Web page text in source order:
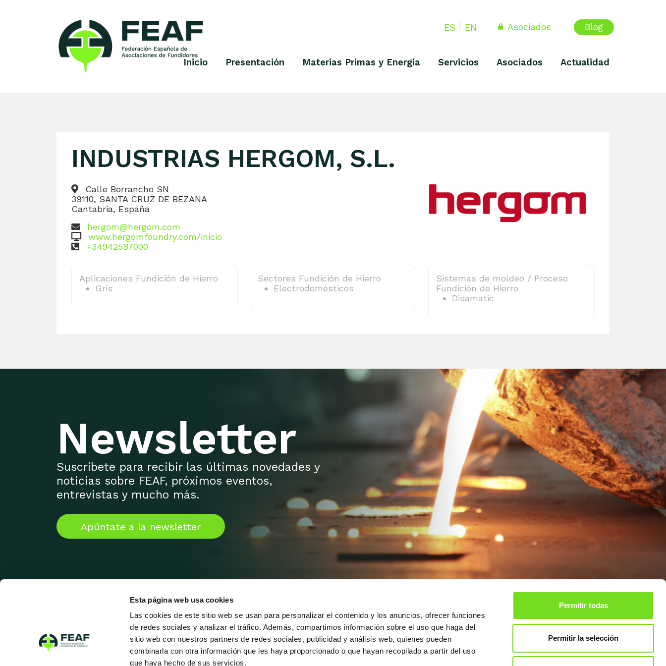
Esta página web usa cookies
Las cookies de este sitio web se usan para personalizar el contenido y los anuncios, ofrecer funciones
de redes sociales y analizar el tráfico. Además, compartimos información sobre el uso que haga del
sitio web con nuestros partners de redes sociales, publicidad y análisis web, quienes pueden
combinarla con otra información que les haya proporcionado o que hayan recopilado a partir del uso
que haya hecho de sus servicios.
Permitir todas
Permitir la selección
ES EN Asociados Blog
Inicio Presentación Materias Primas y Energía Servicios Asociados Actualidad
INDUSTRIAS HERGOM, S.L.
Calle Borrancho SN
39110, SANTA CRUZ DE BEZANA
Cantabria, España
hergom@hergom.com
www.hergomfoundry.com/inicio
+34942587000
Aplicaciones Fundición de Hierro
Gris
Sectores Fundición de Hierro
Electrodomésticos
Sistemas de moldeo / Proceso
Fundición de Hierro
Disamatic
Newsletter
Suscríbete para recibir las últimas novedades y
noticias sobre FEAF, próximos eventos,
entrevistas y mucho más.
Apúntate a la newsletter
Alameda Urquijo, 33 – 1D
48008 Bilbao (Bizkaia)
(+34) 944 700 707
info@feaf.es
Asociados